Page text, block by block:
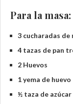
Para la masa:
3 cucharadas
4 tazas de pan
2 Huevos
1 yema de huevo
½ taza de azúcar